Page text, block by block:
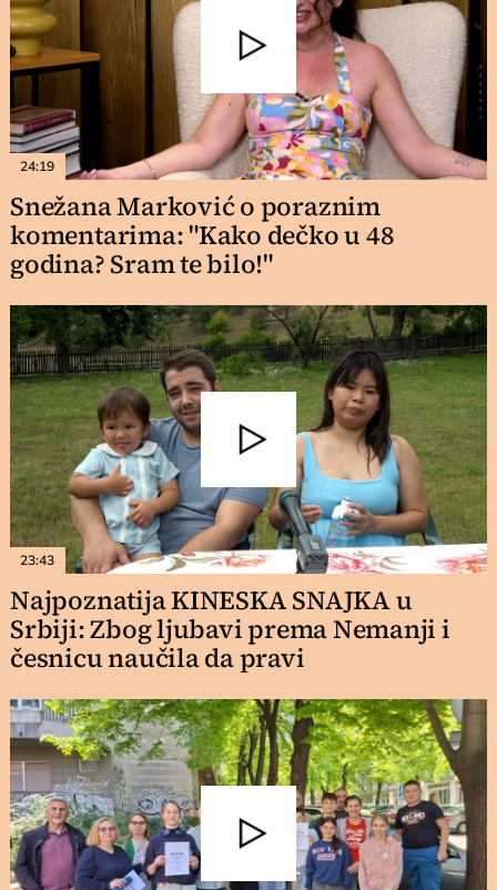
24:19
Snežana Marković o poraznim
komentarima: "Kako dečko u 48
godina? Sram te bilo!"
23:43
Najpoznatija KINESKA SNAJKA u
Srbiji: Zbog ljubavi prema Nemanji i
česnicu naučila da pravi